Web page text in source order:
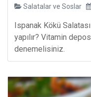
Salatalar ve Soslar
Ispanak Kökü
yapılır? Vitamin
denemelisiniz.